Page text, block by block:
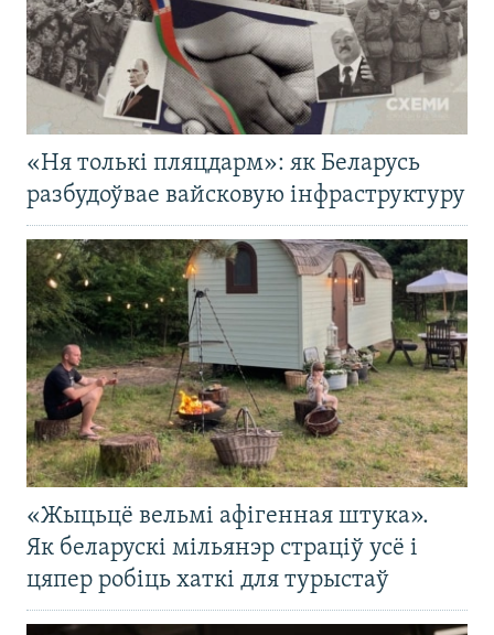
«Ня толькі пляцдарм»: як Беларусь
разбудоўвае вайсковую інфраструктуру
«Жыцьцё вельмі афігенная штука».
Як беларускі мільянэр страціў усё і
цяпер робіць хаткі для турыстаў